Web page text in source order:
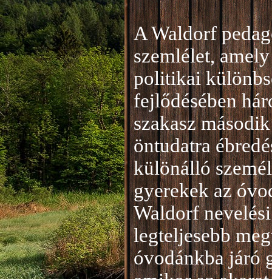
A Waldorf
szemlélet,
politikai
fejlődésében
szakasz
öntudatra
különálló
gyerekek az
Waldorf
legteljesebb
óvodánkba járó